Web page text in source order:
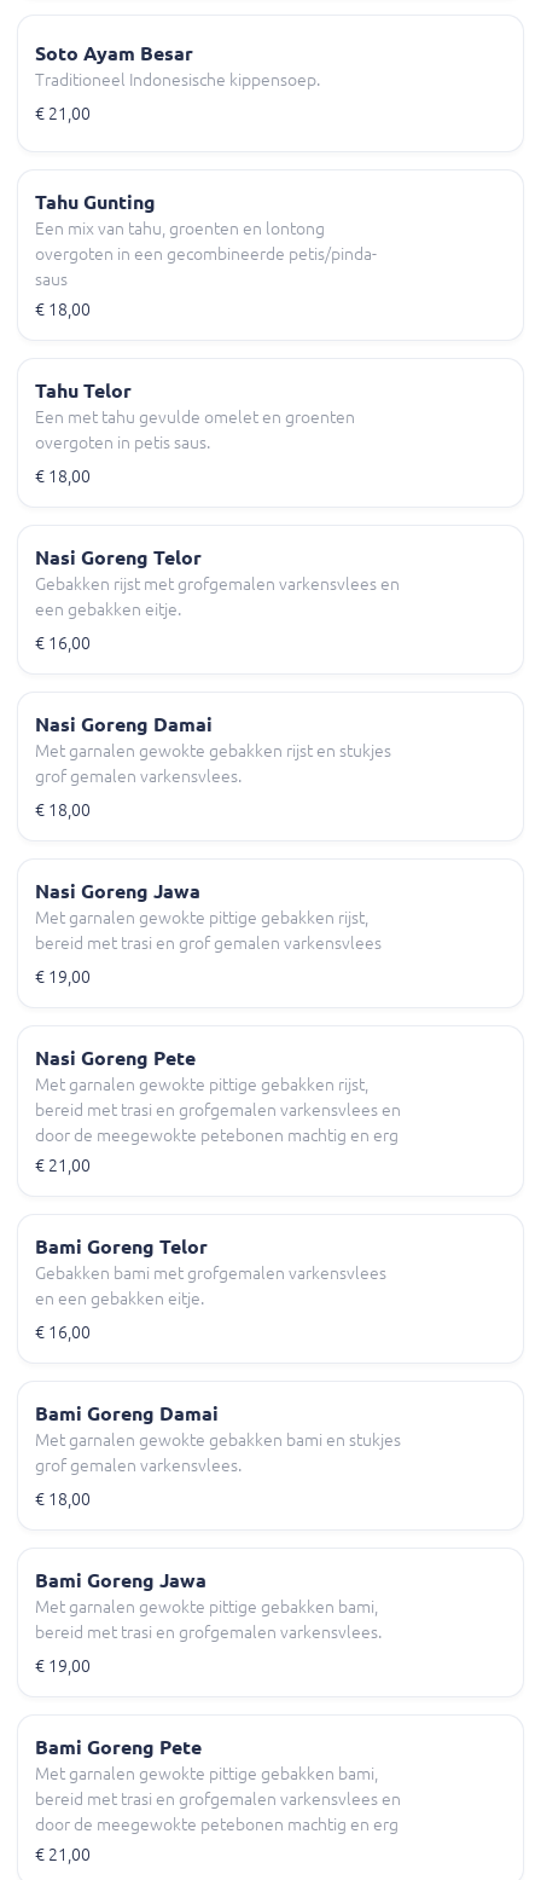
Soto Ayam Besar
Traditioneel Indonesische kippensoep.
€ 21,00
Tahu Gunting
Een mix van tahu, groenten en lontong
overgoten in een gecombineerde petis/pinda-
saus
€ 18,00
Tahu Telor
Een met tahu gevulde omelet en groenten
overgoten in petis saus.
€ 18,00
Nasi Goreng Telor
Gebakken rijst met grofgemalen varkensvlees en
een gebakken eitje.
€ 16,00
Nasi Goreng Damai
Met garnalen gewokte gebakken rijst en stukjes
grof gemalen varkensvlees.
€ 18,00
Nasi Goreng Jawa
Met garnalen gewokte pittige gebakken rijst,
bereid met trasi en grof gemalen varkensvlees
€ 19,00
Nasi Goreng Pete
Met garnalen gewokte pittige gebakken rijst,
bereid met trasi en grofgemalen varkensvlees en
door de meegewokte petebonen machtig en erg
vol van smaak.
€ 21,00
Bami Goreng Telor
Gebakken bami met grofgemalen varkensvlees
en een gebakken eitje.
€ 16,00
Bami Goreng Damai
Met garnalen gewokte gebakken bami en stukjes
grof gemalen varkensvlees.
€ 18,00
Bami Goreng Jawa
Met garnalen gewokte pittige gebakken bami,
bereid met trasi en grofgemalen varkensvlees.
€ 19,00
Bami Goreng Pete
Met garnalen gewokte pittige gebakken bami,
bereid met trasi en grofgemalen varkensvlees en
door de meegewokte petebonen machtig en erg
vol van smaak.
€ 21,00